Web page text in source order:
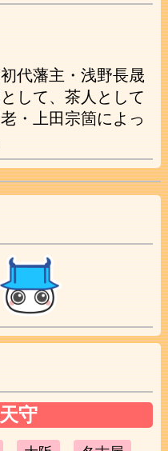
代藩主・浅野長晟
して、茶人として
・上田宗箇によっ
守